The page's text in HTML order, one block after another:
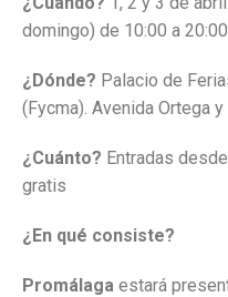
domingo) de 10:00 a
¿Dónde? Palacio de
(Fycma). Avenida Ortega
¿Cuánto? Entradas
gratis
¿En qué consiste?
Promálaga estará